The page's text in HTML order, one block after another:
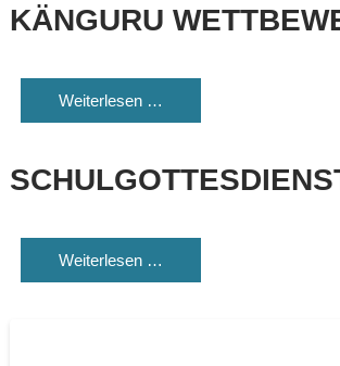
KÄNGURU
Weiterlesen …
Weiterlesen …